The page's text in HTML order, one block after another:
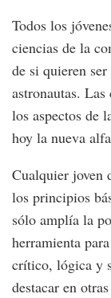
Todos los
ciencias de la
de si quieren
astronautas.
los aspectos de
hoy la nueva
Cualquier joven
los principios
sólo amplía la
herramienta
crítico, lógica y
destacar en otras